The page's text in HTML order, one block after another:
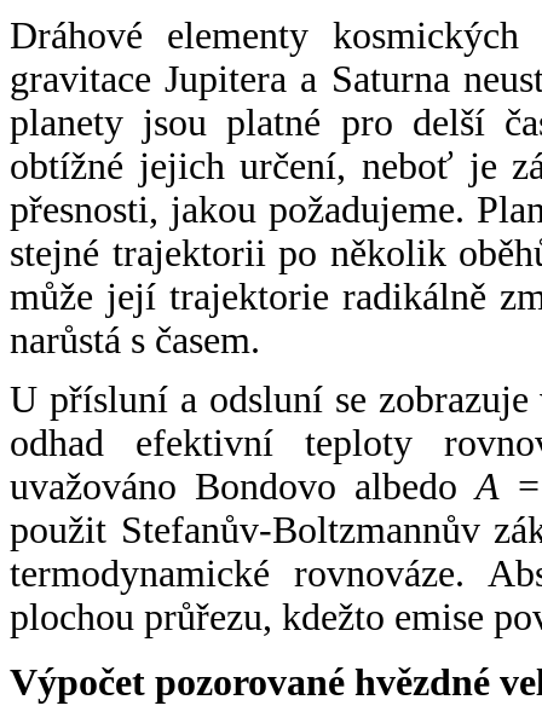
Dráhové elementy
gravitace Jupitera a Saturna
planety jsou platné pro delší
obtížné jejich určení, neboť je
přesnosti, jakou požadujeme.
stejné trajektorii po několik
může její trajektorie radikálně
narůstá s časem.
U přísluní a odsluní se
odhad efektivní teploty
uvažováno Bondovo albedoA
použit Stefanův-Boltzmannův
termodynamické rovnováze.
plochou průřezu, kdežto emise
Výpočet pozorované hvězdné